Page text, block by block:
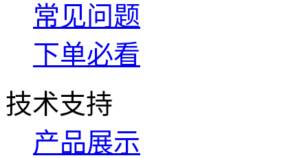
常见问题
下单必看
技术支持
产品展示